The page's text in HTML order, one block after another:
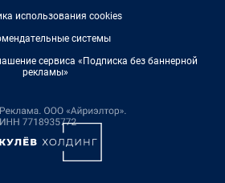
использования cookies
системы
сервиса «Подписка без баннерной
рекламы»